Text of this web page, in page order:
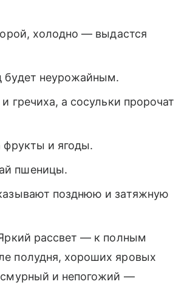
холодно — выдастся
будет неурожайным.
гречиха, а сосульки пророчат
фрукты и ягоды.
пшеницы.
позднюю и затяжную
рассвет — к полным
полудня, хороших яровых
и непогожий —